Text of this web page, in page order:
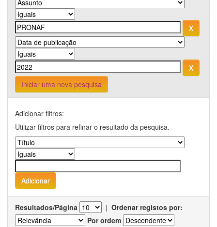
Iniciar uma nova pesquisa
Adicionar filtros:
Utilizar filtros para refinar o resultado da pesquisa.
Resultados/Página | Ordenar registos por:
Por ordem